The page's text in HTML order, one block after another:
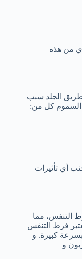
أي من هذه
الجلد سبب
السموم كل من:
أي تأثيرات
التنفس، مما
فرط التنفس
بسرعة كبيرة. و
و